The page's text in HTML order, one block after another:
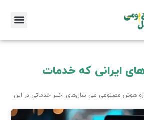
ایرانی که خدمات
هوش مصنوعی طی سال‌های اخیر خدماتی در این